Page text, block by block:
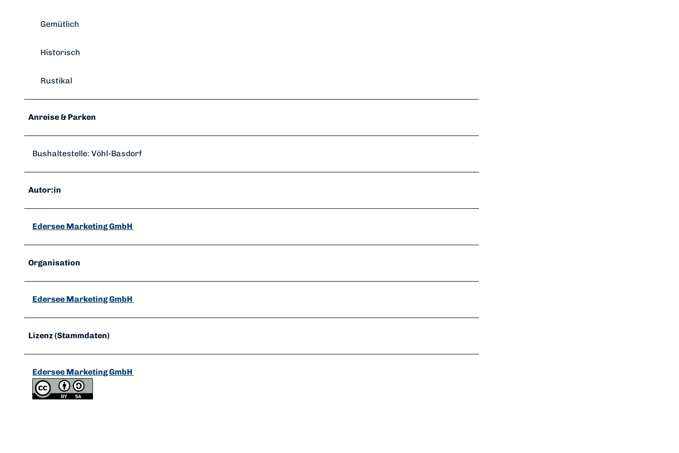
Gemütlich
Historisch
Rustikal
Anreise & Parken
Bushaltestelle: Vöhl-Basdorf
Autor:in
Edersee Marketing GmbH
Organisation
Edersee Marketing GmbH
Lizenz (Stammdaten)
Edersee Marketing GmbH